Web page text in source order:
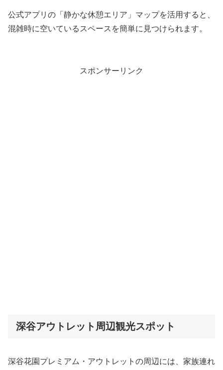
公式アプリの「静かな休憩エリア」マップを活用すると、
混雑時に空いているスペースを簡単に見つけられます。
スポンサーリンク
深谷アウトレット周辺観光スポット
深谷花園プレミアム・アウトレットの周辺には、家族連れ